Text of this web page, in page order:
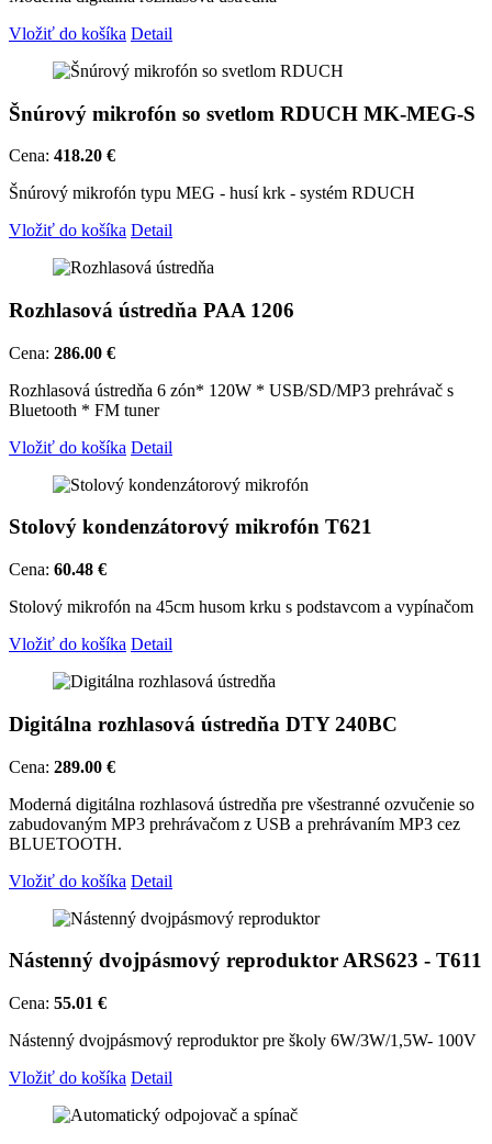
Vložiť do košíka Detail
Šnúrový mikrofón so svetlom RDUCH MK-MEG-S
Cena: 418.20 €
Šnúrový mikrofón typu MEG - husí krk - systém RDUCH
Vložiť do košíka Detail
Rozhlasová ústredňa PAA 1206
Cena: 286.00 €
Rozhlasová ústredňa 6 zón* 120W * USB/SD/MP3 prehrávač s
Bluetooth * FM tuner
Vložiť do košíka Detail
Stolový kondenzátorový mikrofón T621
Cena: 60.48 €
Stolový mikrofón na 45cm husom krku s podstavcom a vypínačom
Vložiť do košíka Detail
Digitálna rozhlasová ústredňa DTY 240BC
Cena: 289.00 €
Moderná digitálna rozhlasová ústredňa pre všestranné ozvučenie so
zabudovaným MP3 prehrávačom z USB a prehrávaním MP3 cez
BLUETOOTH.
Vložiť do košíka Detail
Nástenný dvojpásmový reproduktor ARS623 - T611
Cena: 55.01 €
Nástenný dvojpásmový reproduktor pre školy 6W/3W/1,5W- 100V
Vložiť do košíka Detail